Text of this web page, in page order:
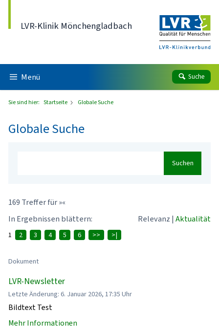
LVR-Klinik Mönchengladbach
Menü Suche
Sie sind hier: Startseite Globale Suche
Globale Suche
Suchen
169 Treffer für »«
In Ergebnissen blättern:
Relevanz | Aktualität
1 2 3 4 5 6 >> >|
Dokument
LVR-Newsletter
Letzte Änderung: 6. Januar 2026, 17:35 Uhr
Bildtext Test
Mehr Informationen